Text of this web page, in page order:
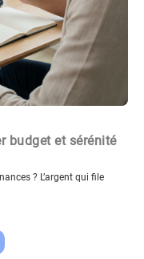
budget et sérénité
? L’argent qui file